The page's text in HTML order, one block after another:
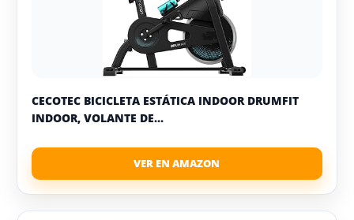
CECOTEC BICICLETA ESTÁTICA INDOOR DRUMFIT
INDOOR, VOLANTE DE...